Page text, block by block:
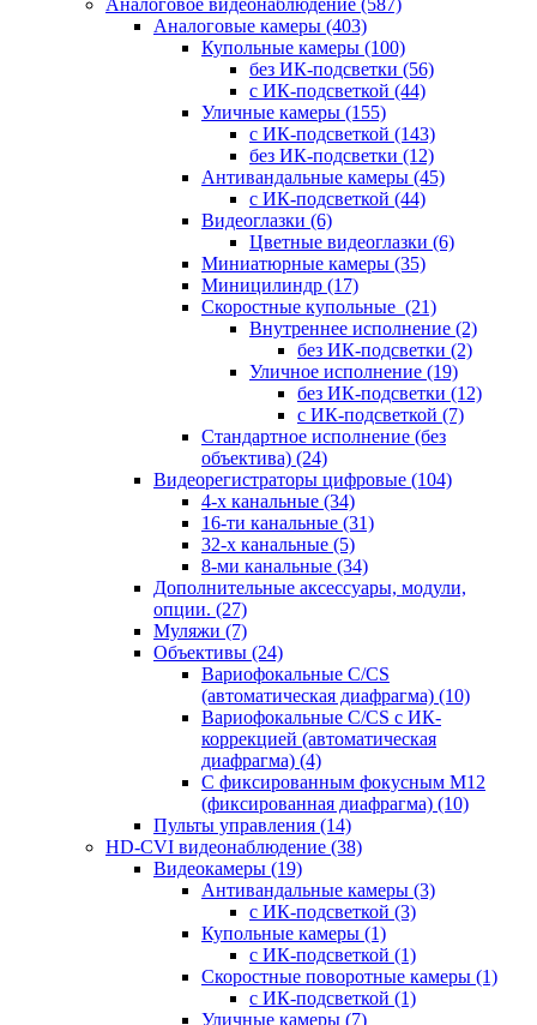
Аналоговое видеонаблюдение (587)
Аналоговые камеры (403)
Купольные камеры (100)
без ИК-подсветки (56)
с ИК-подсветкой (44)
Уличные камеры (155)
с ИК-подсветкой (143)
без ИК-подсветки (12)
Антивандальные камеры (45)
с ИК-подсветкой (44)
Видеоглазки (6)
Цветные видеоглазки (6)
Миниатюрные камеры (35)
Миницилиндр (17)
Скоростные купольные (21)
Внутреннее исполнение (2)
без ИК-подсветки (2)
Уличное исполнение (19)
без ИК-подсветки (12)
с ИК-подсветкой (7)
Стандартное исполнение (без
объектива) (24)
Видеорегистраторы цифровые (104)
4-х канальные (34)
16-ти канальные (31)
32-х канальные (5)
8-ми канальные (34)
Дополнительные аксессуары, модули,
опции. (27)
Муляжи (7)
Объективы (24)
Вариофокальные C/CS
(автоматическая диафрагма) (10)
Вариофокальные C/CS с ИК-
коррекцией (автоматическая
диафрагма) (4)
С фиксированным фокусным М12
(фиксированная диафрагма) (10)
Пульты управления (14)
HD-CVI видеонаблюдение (38)
Видеокамеры (19)
Антивандальные камеры (3)
с ИК-подсветкой (3)
Купольные камеры (1)
с ИК-подсветкой (1)
Скоростные поворотные камеры (1)
с ИК-подсветкой (1)
Уличные камеры (7)